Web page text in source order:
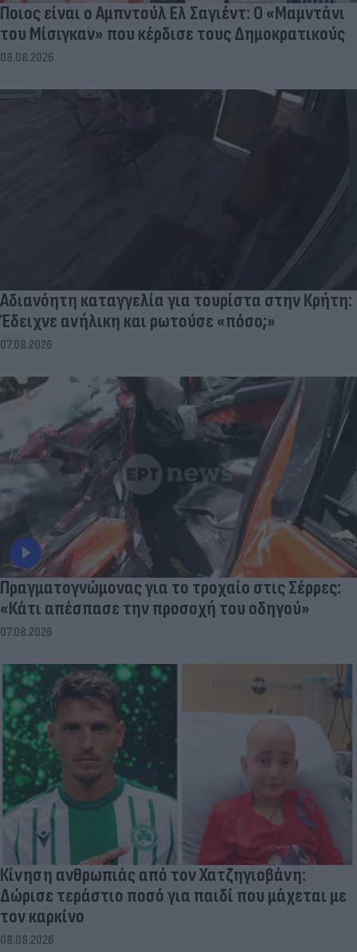
Ποιος είναι ο Αμπντούλ Ελ Σαγιέντ: Ο «Μαμντάνι
του Μίσιγκαν» που κέρδισε τους Δημοκρατικούς
08.08.2026
Αδιανόητη καταγγελία για τουρίστα στην Κρήτη:
Έδειχνε ανήλικη και ρωτούσε «πόσο;»
07.08.2026
Πραγματογνώμονας για το τροχαίο στις Σέρρες:
«Κάτι απέσπασε την προσοχή του οδηγού»
07.08.2026
Κίνηση ανθρωπιάς από τον Χατζηγιοβάνη:
Δώρισε τεράστιο ποσό για παιδί που μάχεται με
τον καρκίνο
08.08.2026